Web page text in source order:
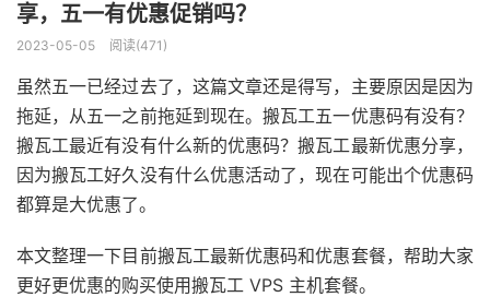
享，五一有优惠促销吗？
2023-05-05 阅读(471)
虽然五一已经过去了，这篇文章还是得写，主要原因是因为
拖延，从五一之前拖延到现在。搬瓦工五一优惠码有没有？
搬瓦工最近有没有什么新的优惠码？搬瓦工最新优惠分享，
因为搬瓦工好久没有什么优惠活动了，现在可能出个优惠码
都算是大优惠了。
本文整理一下目前搬瓦工最新优惠码和优惠套餐，帮助大家
更好更优惠的购买使用搬瓦工 VPS 主机套餐。